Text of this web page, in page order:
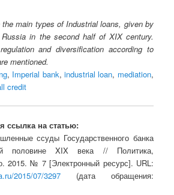
main types of Industrial loans, given by
in the second half of XIX century.
and diversification according to
mentioned.
, Imperial bank, industrial loan, mediation,
credit
ссылка на статью:
ссуды Государственного банка
половине XIX века // Политика,
2015. № 7 [Электронный ресурс]. URL:
2015/07/3297 (дата обращения: